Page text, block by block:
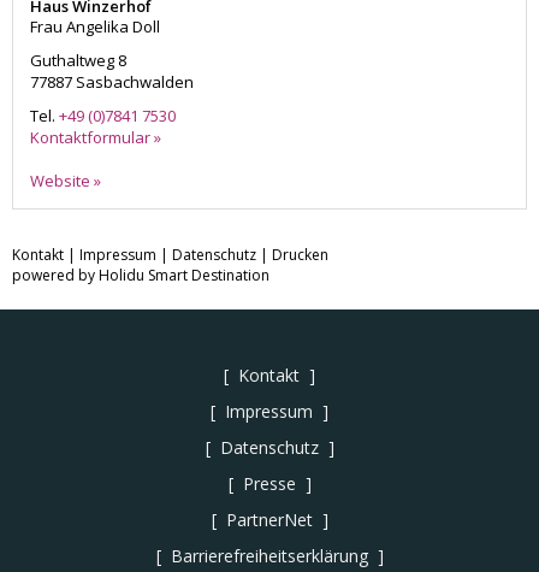
Haus Winzerhof
Frau Angelika Doll
Guthaltweg 8
77887 Sasbachwalden
Tel. +49 (0)7841 7530
Kontaktformular »
Website »
Kontakt | Impressum | Datenschutz | Drucken
powered by Holidu Smart Destination
Kontakt
Impressum
Datenschutz
Presse
PartnerNet
Barrierefreiheitserklärung